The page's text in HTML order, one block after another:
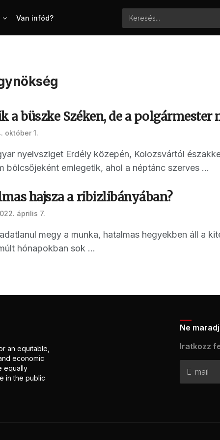
Van infód?
a büszke Széken, de a
október 1.
nyelvsziget Erdély közepén, Kolozsvártól
bölcsőjeként emlegetik, ahol a néptánc szerves ...
hajsza a ribizlibányában?
április 7.
megy a munka, hatalmas hegyekben áll a
hónapokban sok ...
an equitable,
economic
equally
in the public
Ne
Iratkozz